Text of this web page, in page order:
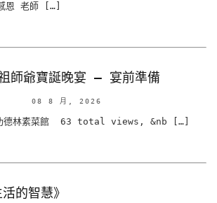
恩 老師 […]
師爺寶誕晚宴 – 宴前準備
08 8 月, 2026
德林素菜館 63 total views, &nb […]
的智慧》